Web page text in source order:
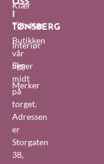
OSS
TØNSBERG
Butikken
vår
ligger
midt
på
torget.
Adressen
er
Storgaten
38,
Klær
Tilbehør
Interiør
Sko
Merker